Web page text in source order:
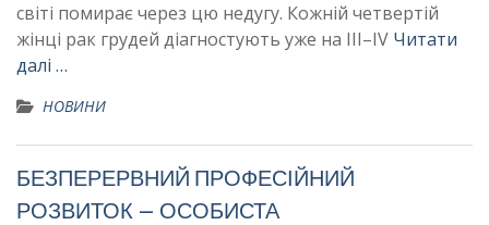
світі помирає через цю недугу. Кожній четвертій
жінці рак грудей діагностують уже на ІІІ–ІV Читати
далі …
НОВИНИ
БЕЗПЕРЕРВНИЙ ПРОФЕСІЙНИЙ
РОЗВИТОК – ОСОБИСТА